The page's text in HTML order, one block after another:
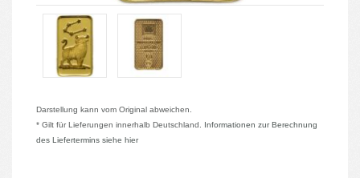
Darstellung kann vom Original abweichen.
* Gilt für Lieferungen innerhalb Deutschland. Informationen zur Berechnung
des Liefertermins siehe hier